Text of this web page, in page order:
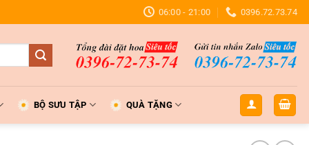
06:00 - 21:00 0396.72.73.74
BỘ SƯU TẬP QUÀ TẶNG